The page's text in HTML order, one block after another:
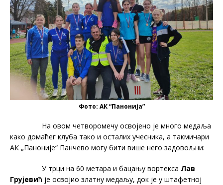
Фото: АК “Панонија”
На овом четворомечу освојено је много медаља
како домаћег клуба тако и осталих учесника, а такмичари
АК „Паноније“ Панчево могу бити више него задовољни:
У трци на 60 метара и бацању вортекса Лав
Грујевић је освојио златну медаљу, док је у штафетној